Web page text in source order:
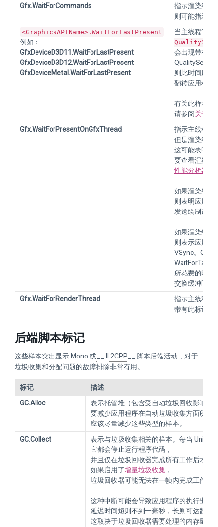
Gfx.WaitForCommands
指示渲染线程
则可能指示主
<GraphicsAPIName>.WaitForLastPresent
例如：
GfxDeviceD3D11.WaitForLastPresent
GfxDeviceD3D12.WaitForLastPresent
GfxDeviceMetal.WaitForLastPresent
当主线程等待
会出现带有此
则此时间用于
翻转应用程序
有关此样本的
请参阅关于修
Gfx.WaitForPresentOnGfxThread
指示主线程已
但是渲染线程
这可能表明应
要查看渲染线
性能分析器模
如果渲染线程
则表明应用程
发送绘制调用
如果渲染线程
则表示应用程
VSync。
所花费的时间
交换缓冲区到
Gfx.WaitForRenderThread
指示主线程正
带有此标记的
后端脚本标记
这些样本突出显示 Mono 或 __ IL2CPP__
脚本后端活动，对于
垃圾收集和分配问题的故障排除非常有用。
标记
描述
GC.Alloc
表示托管堆（包含受自动垃圾回收影响的
要减少应用程序在自动垃圾收集方面所花
应该尽量减少这些类型的样本。
GC.Collect
表示与垃圾收集相关的样本。每当 Unity
它都会停止运行程序代码，
并且仅在垃圾回收器完成所有工作后才恢
如果启用了增量垃圾收集 ，
垃圾回收器可能无法在一帧内完成工作。
这种中断可能会导致应用程序的执行出现
延迟时间短则不到一毫秒，长则可达数百
这取决于垃圾回收器需要处理的内存量以